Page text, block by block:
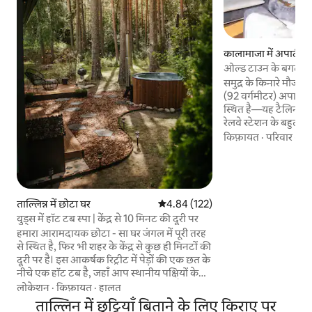
ताल्लिन्न में छोटा घर औसत रेटिंग 5 में से 4.84, 122 समीक्षाएँ
4.84 (122)
वुड्स में हॉट टब स्पा | केंद्र से 10 मिनट की दूरी पर
हमारा आरामदायक छोटा - सा घर जंगल में पूरी तरह
से स्थित है, फिर भी शहर के केंद्र से कुछ ही मिनटों की
दूरी पर है। इस आकर्षक रिट्रीट में पेड़ों की एक छत के
नीचे एक हॉट टब है, जहाँ आप स्थानीय पक्षियों के
सुखदायक गाने सुनते हुए आराम कर सकते हैं। अंदर,
एक अच्छी तरह से सुसज्जित किचन, एक
लोकेशन ·किफ़ायत ·हालत
कालामाजा में अपार्टमेंट
ओल्ड टाउन के बगल में
अपार्टमेंट
समुद्र के किनारे
(92 वर्गमीटर)
स्थित है—यह टैलिन
रेलवे स्टेशन के बहुत करीब है। यहाँ
शहर में छुट्टियाँ बिताने
किफ़ायत ·परिवार
ताल्लिन में छुट्टियाँ बिताने के लिए किराए पर